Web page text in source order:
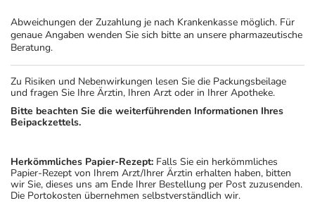
Abweichungen der Zuzahlung je nach Krankenkasse möglich. Für
genaue Angaben wenden Sie sich bitte an unsere pharmazeutische
Beratung.
Zu Risiken und Nebenwirkungen lesen Sie die Packungsbeilage
und fragen Sie Ihre Ärztin, Ihren Arzt oder in Ihrer Apotheke.
Bitte beachten Sie die weiterführenden Informationen Ihres
Beipackzettels.
Herkömmliches Papier-Rezept: Falls Sie ein herkömmliches
Papier-Rezept von Ihrem Arzt/Ihrer Ärztin erhalten haben, bitten
wir Sie, dieses uns am Ende Ihrer Bestellung per Post zuzusenden.
Die Portokosten übernehmen selbstverständlich wir.